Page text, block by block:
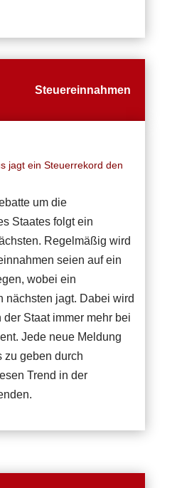
Steuereinnahmen
jagt ein Steuerrekord den
um die
Staates folgt ein
Regelmäßig wird
seien auf ein
wobei ein
nächsten jagt. Dabei wird
Staat immer mehr bei
Jede neue Meldung
zu geben durch
Trend in der